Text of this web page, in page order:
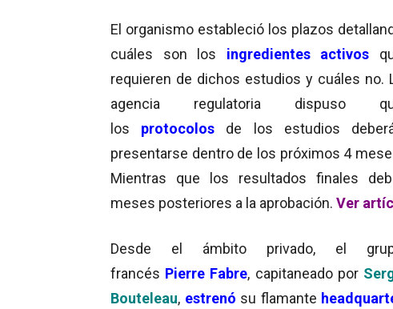
El organismo estableció los plazos
cuáles son los ingredientes activos
requieren de dichos estudios y cuáles no.
agencia regulatoria dispuso
los protocolos de los estudios
presentarse dentro de los próximos 4
Mientras que los resultados finales
meses posteriores a la aprobación. Ver
Desde el ámbito privado, el
francés Pierre Fabre, capitaneado por
Bouteleau, estrenó su flamante